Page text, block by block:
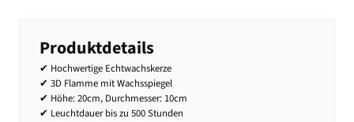
Produktdetails
✔ Hochwertige Echtwachskerze
✔ 3D Flamme mit Wachsspiegel
✔ Höhe: 20cm, Durchmesser: 10cm
✔ Leuchtdauer bis zu 500 Stunden